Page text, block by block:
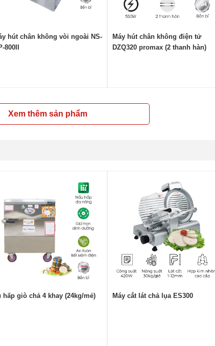
hút chân không vòi ngoài NS-
800II
Máy hút chân không điện tử
DZQ320 promax (2 thanh hàn)
Xem thêm sản phẩm
hấp giò chả 4 khay (24kg/mẻ) Máy cắt lát chả lụa ES300